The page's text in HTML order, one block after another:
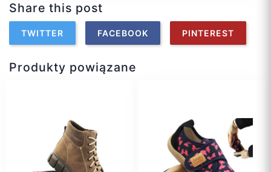
Share this post
TWITTER FACEBOOK PINTEREST
Produkty powiązane